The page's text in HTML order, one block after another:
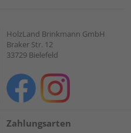
HolzLand Brinkmann GmbH
Braker Str. 12
33729 Bielefeld
Zahlungsarten